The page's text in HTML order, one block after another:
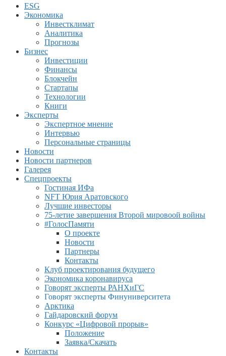
ESG
Экономика
Инвестклимат
Аналитика
Прогнозы
Бизнес
Инвестиции
Финансы
Блокчейн
Стартапы
Технологии
Книги
Эксперты
Экспертное мнение
Интервью
Персональные страницы
Новости
Новости партнеров
Галерея
Спецпроекты
Гостиная ИФа
NFT Юрия Аратовского
Лучшие инвесторы
75-летие завершения Второй мировоой войны
#ГолосПамяти
О проекте
Новости
Партнеры
Контакты
Клуб проектирования будущего
Экономика коронавируса
Говорят эксперты РАНХиГС
Говорят эксперты Финуниверситета
Арктика
Гайдаровский форум
Конкурс «Цифровой прорыв»
Положение
Заявка/Скачать
Контакты